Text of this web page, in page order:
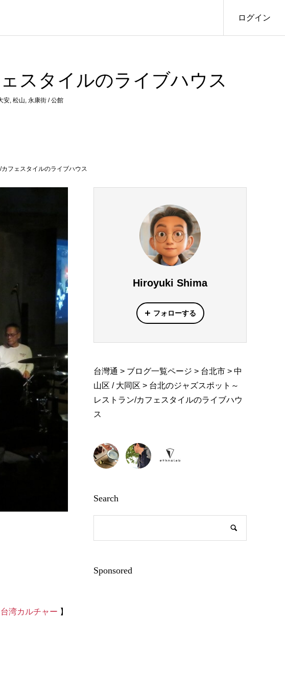
ログイン
スタイルのライブハウス
安, 松山, 永康街 / 公館
フェスタイルのライブハウス
台湾カルチャー 】
Hiroyuki Shima
フォローする
台灣通 > ブログ一覧ページ > 台北市 >中
山区 / 大同区 > 台北のジャズスポット～
レストラン/カフェスタイルのライブハウ
ス
Search
Sponsored